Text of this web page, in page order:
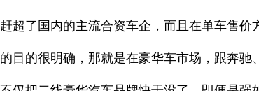
了国内的主流合资车企，而且在单车售价
的很明确，那就是在豪华车市场，跟奔驰